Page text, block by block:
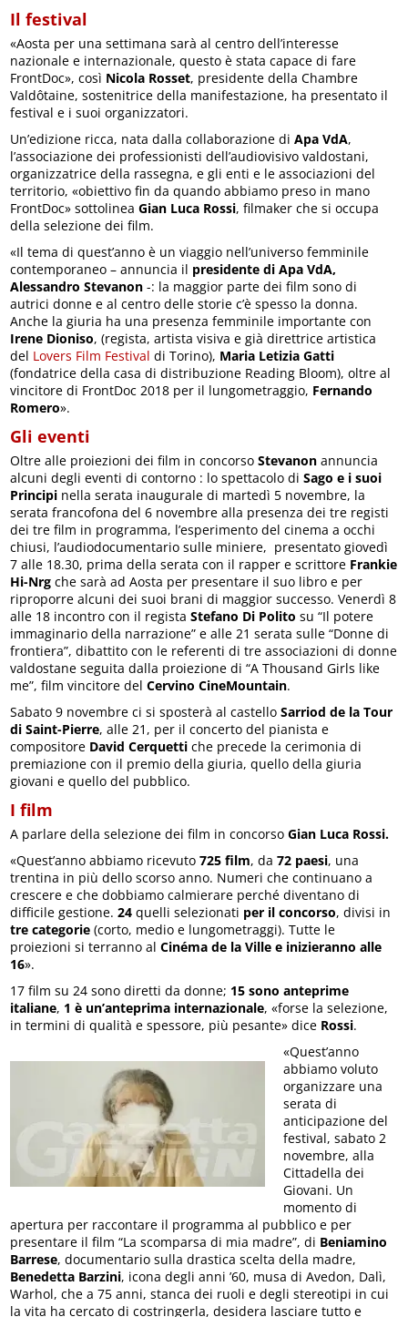
Il festival
«Aosta per una settimana sarà al centro dell’interesse
nazionale e internazionale, questo è stata capace di fare
FrontDoc», così Nicola Rosset, presidente della Chambre
Valdôtaine, sostenitrice della manifestazione, ha presentato il
festival e i suoi organizzatori.
Un’edizione ricca, nata dalla collaborazione diApa VdA,
l’associazione dei professionisti dell’audiovisivo valdostani,
organizzatrice della rassegna, e gli enti e le associazioni del
territorio, «obiettivo fin da quando abbiamo preso in mano
FrontDoc» sottolineaGian Luca Rossi, filmaker che si occupa
della selezione dei film.
«Il tema di quest’anno è un viaggio nell’universo femminile
contemporaneo – annuncia il presidente di Apa VdA,
Alessandro Stevanon -: la maggior parte dei film sono di
autrici donne e al centro delle storie c’è spesso la donna.
Anche la giuria ha una presenza femminile importante con
Irene Dioniso, (regista, artista visiva e già direttrice artistica
del Lovers Film Festival di Torino), Maria Letizia Gatti
(fondatrice della casa di distribuzione Reading Bloom), oltre al
vincitore di FrontDoc 2018 per il lungometraggio, Fernando
Romero».
Gli eventi
Oltre alle proiezioni dei film in concorsoStevanon annuncia
alcuni degli eventi di contorno : lo spettacolo diSago e i suoi
Principi nella serata inaugurale di martedì 5 novembre, la
serata francofona del 6 novembre alla presenza dei tre registi
dei tre film in programma, l’esperimento del cinema a occhi
chiusi, l’audiodocumentario sulle miniere, presentato giovedì
7 alle 18.30, prima della serata con il rapper e scrittore Frankie
Hi-Nrg che sarà ad Aosta per presentare il suo libro e per
riproporre alcuni dei suoi brani di maggior successo. Venerdì 8
alle 18 incontro con il regista Stefano Di Polito su “Il potere
immaginario della narrazione” e alle 21 serata sulle “Donne di
frontiera”, dibattito con le referenti di tre associazioni di donne
valdostane seguita dalla proiezione di “A Thousand Girls like
me”, film vincitore delCervino CineMountain.
Sabato 9 novembre ci si sposterà al castello Sarriod de la Tour
di Saint-Pierre, alle 21, per il concerto del pianista e
compositore David Cerquetti che precede la cerimonia di
premiazione con il premio della giuria, quello della giuria
giovani e quello del pubblico.
I film
A parlare della selezione dei film in concorso Gian Luca Rossi.
«Quest’anno abbiamo ricevuto725 film, da72 paesi, una
trentina in più dello scorso anno. Numeri che continuano a
crescere e che dobbiamo calmierare perché diventano di
difficile gestione.24 quelli selezionati per il concorso, divisi in
tre categorie (corto, medio e lungometraggi). Tutte le
proiezioni si terranno al Cinéma de la Ville e inizieranno alle
16».
17 film su 24 sono diretti da donne; 15 sono anteprime
italiane, 1 è un’anteprima internazionale, «forse la selezione,
in termini di qualità e spessore, più pesante» dice Rossi.
«Quest’anno
abbiamo voluto
organizzare una
serata di
anticipazione del
festival, sabato 2
novembre, alla
Cittadella dei
Giovani. Un
momento di
apertura per raccontare il programma al pubblico e per
presentare il film “La scomparsa di mia madre”, di Beniamino
Barrese, documentario sulla drastica scelta della madre,
Benedetta Barzini, icona degli anni ’60, musa di Avedon, Dalì,
Warhol, che a 75 anni, stanca dei ruoli e degli stereotipi in cui
la vita ha cercato di costringerla, desidera lasciare tutto e